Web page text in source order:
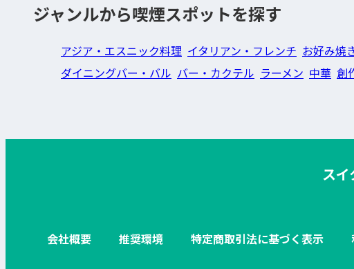
ジャンルから喫煙スポットを探す
アジア・エスニック料理 イタリアン・フレンチ お好み焼
ダイニングバー・バル バー・カクテル ラーメン 中華 創
スイ
会社概要 推奨環境 特定商取引法に基づく表示